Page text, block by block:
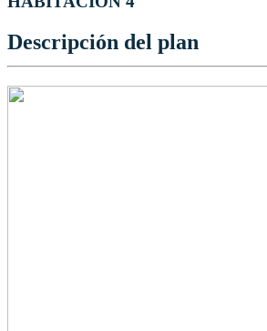
Descripción del plan